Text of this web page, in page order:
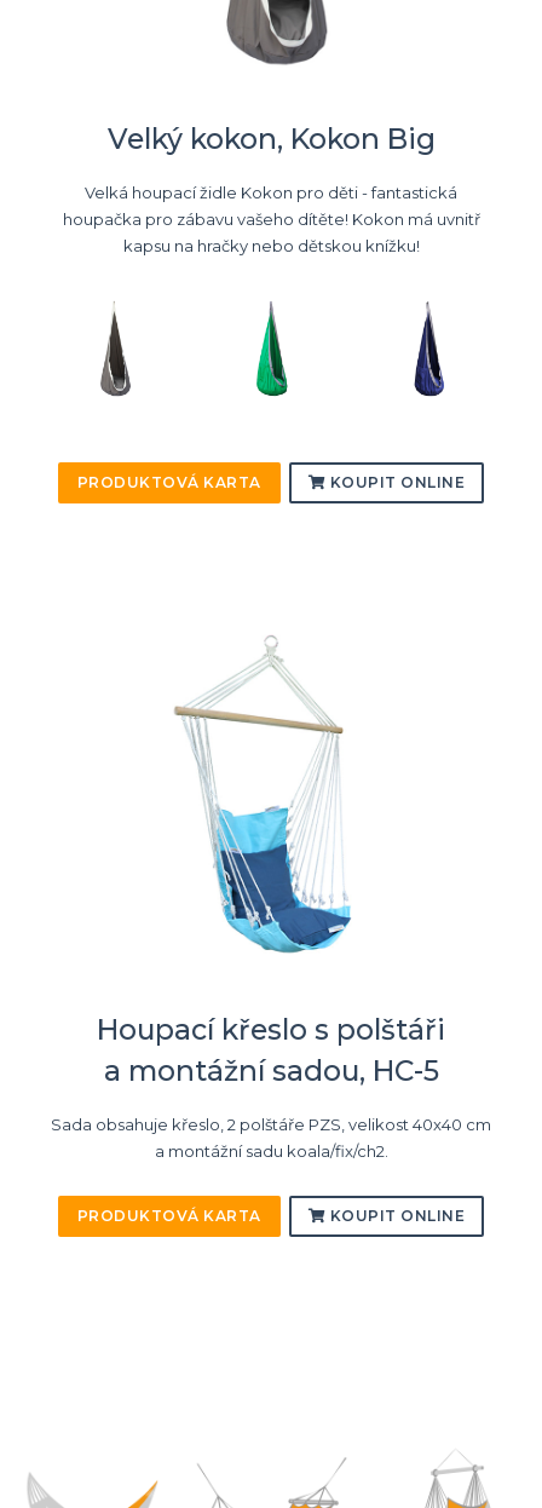
Velký kokon, Kokon Big
Velká houpací židle Kokon pro děti - fantastická
houpačka pro zábavu vašeho dítěte! Kokon má uvnitř
kapsu na hračky nebo dětskou knížku!
PRODUKTOVÁ KARTA KOUPIT ONLINE
Houpací křeslo s polštáři
a montážní sadou, HC-5
Sada obsahuje křeslo, 2 polštáře PZS, velikost 40x40 cm
a montážní sadu koala/fix/ch2.
PRODUKTOVÁ KARTA KOUPIT ONLINE